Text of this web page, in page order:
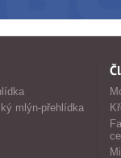
mlýn-přehlídka